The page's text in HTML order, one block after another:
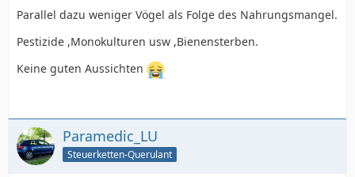
Parallel dazu weniger Vögel als Folge des Nahrungsmangel.
Pestizide ,Monokulturen usw ,Bienensterben.
Keine guten Aussichten
Paramedic_LU
Steuerketten-Querulant